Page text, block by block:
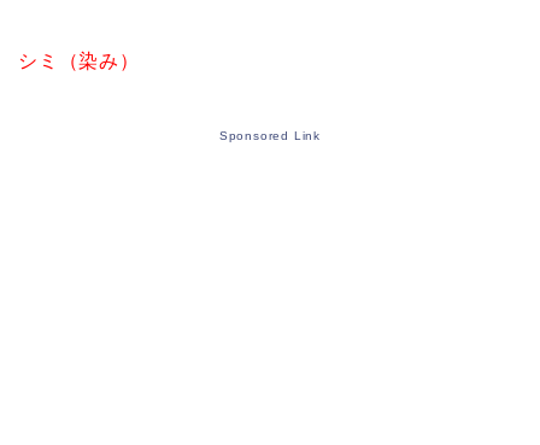
シミ（染み）
Sponsored Link